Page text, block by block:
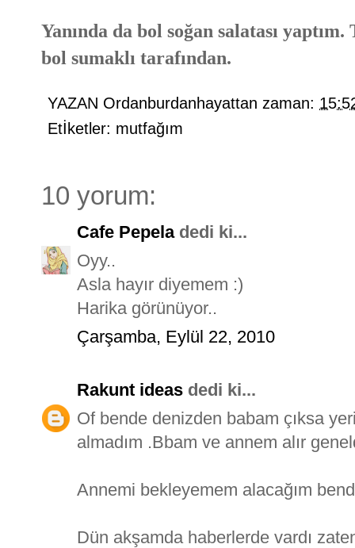
Yanında da bol soğan salatası
bol sumaklı tarafından.
YAZAN Ordanburdanhayattan zaman:
Etİketler: mutfağım
10 yorum:
Cafe Pepeladedi ki...
Oyy..
Asla hayır diyemem :)
Harika görünüyor..
Çarşamba, Eylül 22, 2010
Rakunt ideas dedi ki...
Of bende denizden babam çıksa
almadım .Bbam ve annem alır
Annemi bekleyemem alacağım
Dün akşamda haberlerde vardı